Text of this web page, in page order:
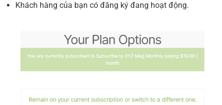
Khách hàng của bạn có đăng ký đang hoạt động.